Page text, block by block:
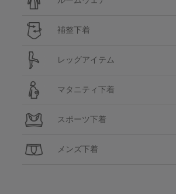
補整下着
レッグアイテム
マタニティ下着
スポーツ下着
メンズ下着